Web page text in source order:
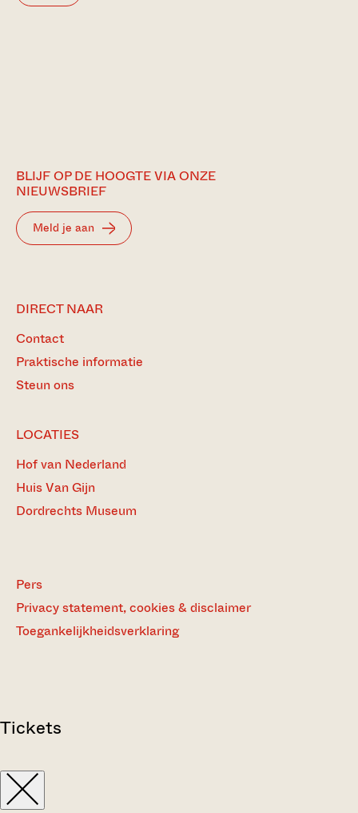
BLIJF OP DE HOOGTE VIA ONZE
NIEUWSBRIEF
Meld je aan
DIRECT NAAR
Contact
Praktische informatie
Steun ons
LOCATIES
Hof van Nederland
Huis Van Gijn
Dordrechts Museum
Pers
Privacy statement, cookies & disclaimer
Toegankelijkheidsverklaring
Tickets